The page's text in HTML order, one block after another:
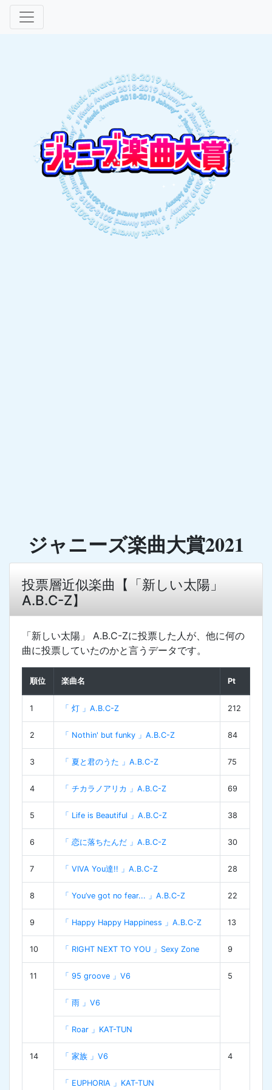
ジャニーズ楽曲大賞2021
投票層近似楽曲【「新しい太陽」
A.B.C-Z】
「新しい太陽」 A.B.C-Zに投票した人が、他に何の
曲に投票していたのかと言うデータです。
順位 楽曲名 Pt
1 「 灯 」A.B.C-Z 212
2 「 Nothin' but funky 」A.B.C-Z 84
3 「 夏と君のうた 」A.B.C-Z 75
4 「 チカラノアリカ 」A.B.C-Z 69
5 「 Life is Beautiful 」A.B.C-Z 38
6 「 恋に落ちたんだ 」A.B.C-Z 30
7 「 VIVA You達!! 」A.B.C-Z 28
8 「 You’ve got no fear... 」A.B.C-Z 22
9 「 Happy Happy Happiness 」A.B.C-Z 13
10 「 RIGHT NEXT TO YOU 」Sexy Zone 9
11 「 95 groove 」V6 5
「 雨 」V6
「 Roar 」KAT-TUN
14 「 家族 」V6 4
「 EUPHORIA 」KAT-TUN